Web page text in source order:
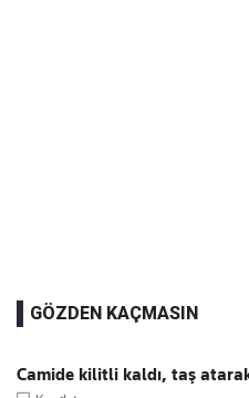
GÖZDEN KAÇMASIN
Camide kilitli kaldı, taş